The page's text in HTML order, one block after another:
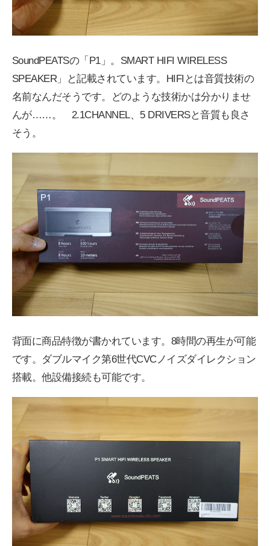
SoundPEATSの「P1」。SMART HIFI WIRELESS
SPEAKER」と記載されています。HIFIとは音質技術の
名前なんだそうです。どのような技術かは分かりませ
んが……。 2.1CHANNEL、5 DRIVERSと音質も良さ
そう。
背面に商品特徴が書かれています。8時間の再生が可能
です。ダブルマイク第6世代CVCノイズダイレクション
搭載。他設備接続も可能です。